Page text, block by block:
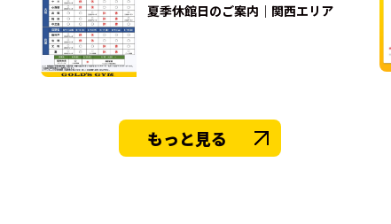
夏季休館日のご案内｜関西エリア
もっと見る